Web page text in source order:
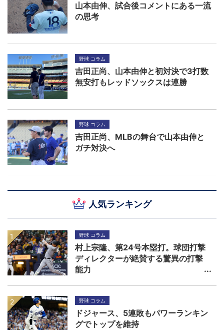
人気ランキング
野球 コラム
村上宗隆、第24号本塁打。球団打撃
ディレクターが絶賛する驚異の打撃
能力
野球 コラム
ドジャース、5連敗もパワーランキン
グでトップを維持
山本由伸、試合後コメントにある一流
の思考
野球 コラム
吉田正尚、山本由伸と初対決で3打数
無安打もレッドソックスは連勝
野球 コラム
吉田正尚、MLBの舞台で山本由伸と
ガチ対決へ